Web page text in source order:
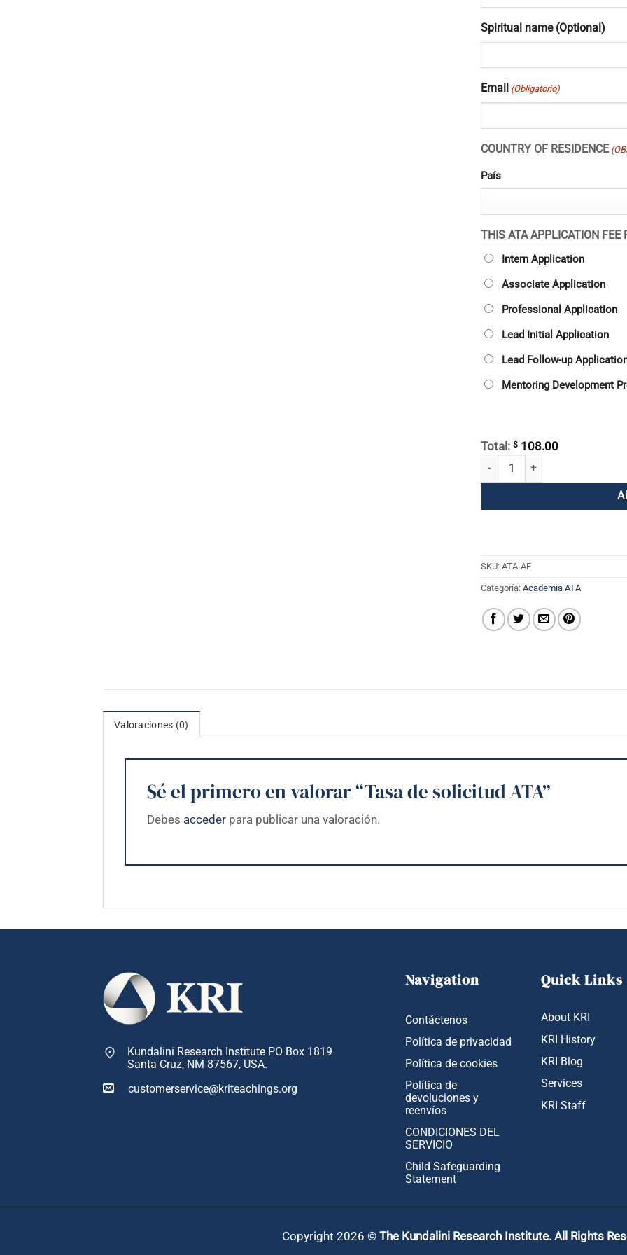
Spiritual name (Optional)
Email (Obligatorio)
COUNTRY OF RESIDENCE
País
THIS ATA APPLICATION FEE
Intern Application
Associate Application
Professional Application
Lead Initial Application
Lead Follow-up
Mentoring Development
Total: $ 108.00
Tasa de solicitud ATA cantidad
SKU: ATA-AF
Categoría: Academia ATA
Valoraciones (0)
Sé el primero en valorar “Tasa de solicitud ATA”
Debes acceder para publicar una valoración.
Kundalini Research Institute PO Box 1819
Santa Cruz, NM 87567, USA.
customerservice@kriteachings.org
Navigation
Contáctenos
Política de privacidad
Política de cookies
Política de
devoluciones y
reenvíos
CONDICIONES DEL
SERVICIO
Child Safeguarding
Statement
Quick Links
About KRI
KRI History
KRI Blog
Services
KRI Staff
Copyright 2026 © The Kundalini Research Institute. All Rights